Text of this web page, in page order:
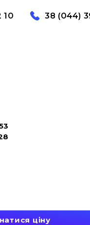
10 38 (044)
ціну